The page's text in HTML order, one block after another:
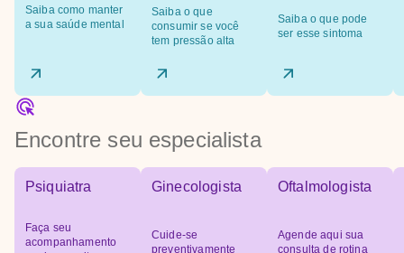
Saiba como manter
a sua saúde mental
Saiba o que
consumir se você
tem pressão alta
Saiba o que pode
ser esse sintoma
Encontre seu especialista
Psiquiatra
Faça seu
acompanhamento
Ginecologista
Cuide-se
preventivamente
Oftalmologista
Agende aqui sua
consulta de rotina